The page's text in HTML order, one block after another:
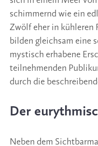
schimmernd wie ein
Zwölf eher in kühleren
bilden gleichsam eine
mystisch erhabene
teilnehmenden
durch die
Der
Neben dem